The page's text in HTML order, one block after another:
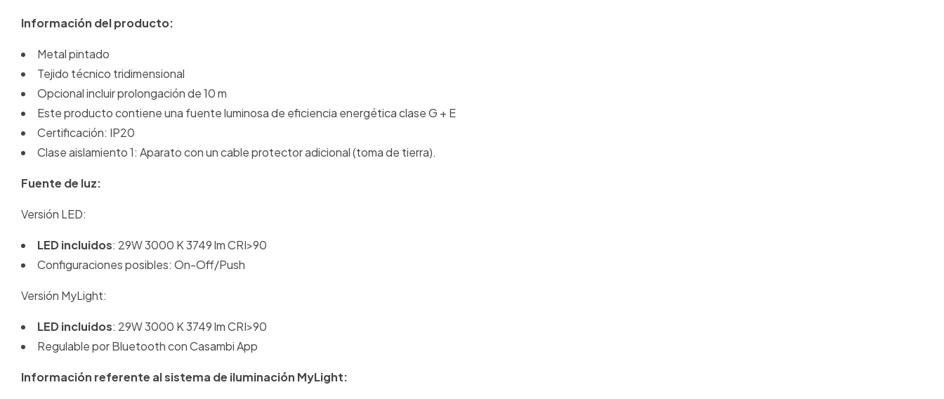
Información del producto:
Metal pintado
Tejido técnico tridimensional
Opcional incluir prolongación de 10 m
Este producto contiene una fuente luminosa de eficiencia energética clase G + E
Certificación: IP20
Clase aislamiento 1: Aparato con un cable protector adicional (toma de tierra).
Fuente de luz:
Versión LED:
LED incluidos: 29W 3000 K 3749 lm CRI>90
Configuraciones posibles: On-Off/Push
Versión MyLight:
LED incluidos: 29W 3000 K 3749 lm CRI>90
Regulable por Bluetooth con Casambi App
Información referente al sistema de iluminación MyLight: